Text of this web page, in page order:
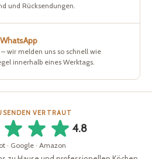
und Rücksendungen.
wir melden uns so schnell wie
innerhalb eines Werktags.
VERTRAUT
4.8
· Google · Amazon